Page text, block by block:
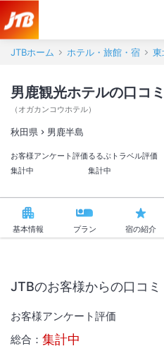
JTBホーム ホテル・旅館・宿 東
男鹿観光ホテルの口コ
（ オガカンコウホテル）
秋田県 男鹿半島
お客様アンケート評価
集計中
るるぶトラベル評価
集計中
基本情報 プラン 宿の紹介
JTBのお客様からの口コ
お客様アンケート評価
総合： 集計中